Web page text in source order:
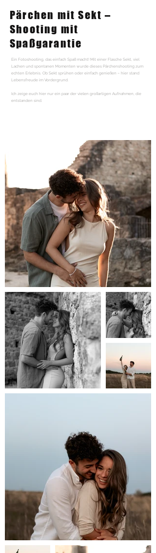
Pärchen mit Sekt –
Shooting mit
Spaßgarantie
Ein Fotoshooting, das einfach Spaß macht! Mit einer Flasche Sekt, viel
Lachen und spontanen Momenten wurde dieses Pärchenshooting zum
echten Erlebnis. Ob Sekt sprühen oder einfach genießen – hier stand
Lebensfreude im Vordergrund.
Ich zeige euch hier nur ein paar der vielen großartigen Aufnahmen, die
entstanden sind.